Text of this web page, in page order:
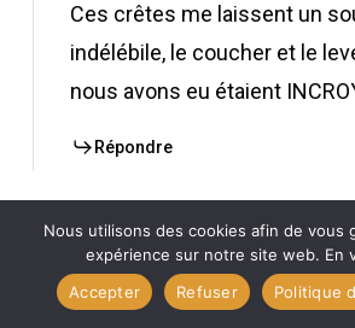
Ces crêtes me laissent un
indélébile, le coucher et le
nous avons eu étaient
Répondre
Nous utilisons des cookies afin de vous
expérience sur notre site web. En
Accepter
Refuser Politique